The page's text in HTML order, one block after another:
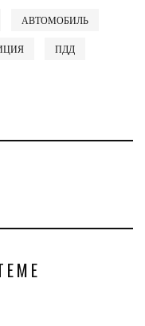
АВТОМОБИЛЬ
ПДД